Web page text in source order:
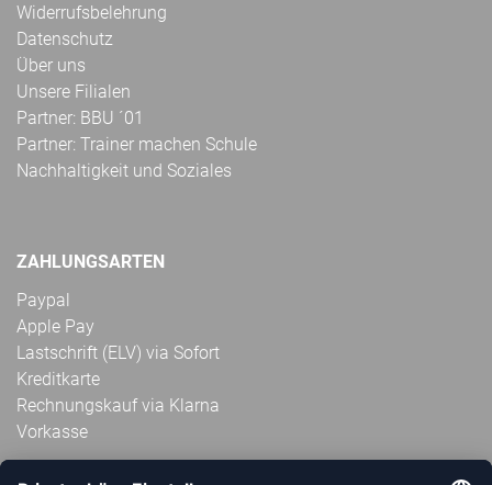
Widerrufsbelehrung
Datenschutz
Über uns
Unsere Filialen
Partner: BBU ´01
Partner: Trainer machen Schule
Nachhaltigkeit und Soziales
ZAHLUNGSARTEN
Paypal
Apple Pay
Lastschrift (ELV) via Sofort
Kreditkarte
Rechnungskauf via Klarna
Vorkasse